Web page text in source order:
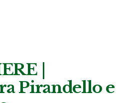
|
Pirandello e